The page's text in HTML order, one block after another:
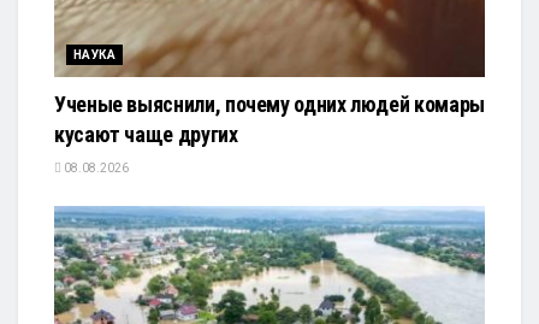
НАУКА
Ученые выяснили, почему одних людей комары
кусают чаще других
08.08.2026